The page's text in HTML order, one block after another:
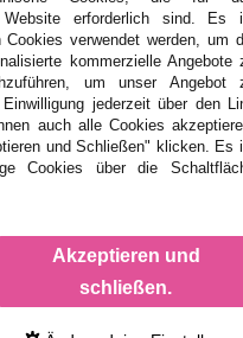
Website erforderlich sind. Es
verwendet werden, um
kommerzielle Angebote
um unser Angebot
jederzeit über den
auch alle Cookies
und Schließen" klicken. Es
Cookies über die
Akzeptieren und
schließen.